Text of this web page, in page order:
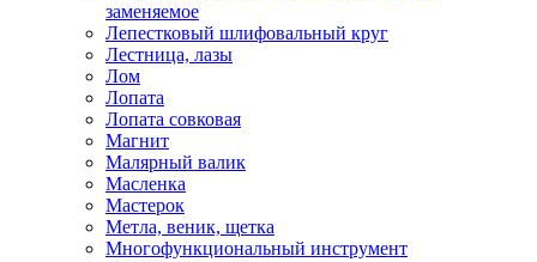
заменяемое
Лепестковый шлифовальный круг
Лестница, лазы
Лом
Лопата
Лопата совковая
Магнит
Малярный валик
Масленка
Мастерок
Метла, веник, щетка
Многофункциональный инструмент